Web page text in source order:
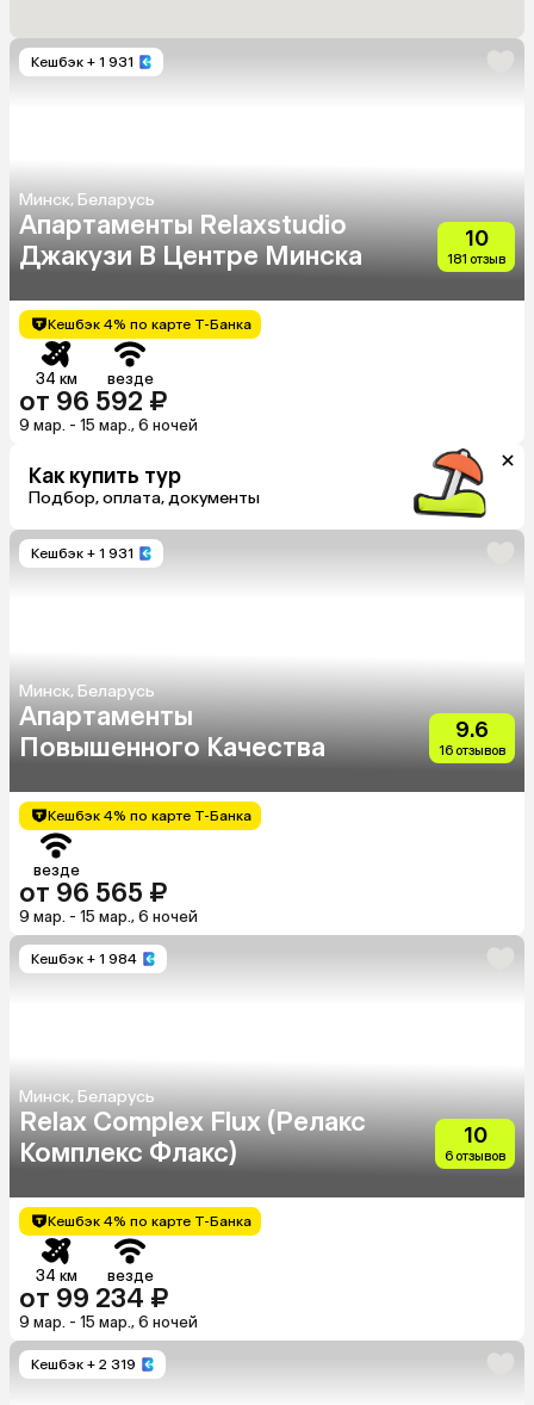
Кешбэк + 1 931
Минск, Беларусь
Апартаменты Relaxstudio
Джакузи В Центре Минска
10
181 отзыв
Кешбэк 4% по карте Т-Банка
34 км везде
от 96 592 ₽
9 мар. - 15 мар., 6 ночей
Как купить тур
Подбор, оплата, документы
Кешбэк + 1 931
Минск, Беларусь
Апартаменты
Повышенного Качества
9.6
16 отзывов
Кешбэк 4% по карте Т-Банка
везде
от 96 565 ₽
9 мар. - 15 мар., 6 ночей
Кешбэк + 1 984
Минск, Беларусь
Relax Complex Flux (Релакс
Комплекс Флакс)
10
6 отзывов
Кешбэк 4% по карте Т-Банка
34 км везде
от 99 234 ₽
9 мар. - 15 мар., 6 ночей
Кешбэк + 2 319